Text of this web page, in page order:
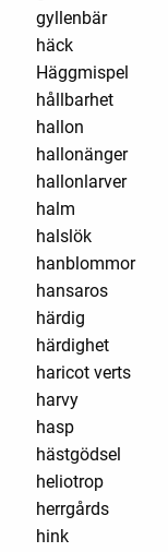
gyllenbär
häck
Häggmispel
hållbarhet
hallon
hallonänger
hallonlarver
halm
halslök
hanblommor
hansaros
härdig
härdighet
haricot verts
harvy
hasp
hästgödsel
heliotrop
herrgårds
hink